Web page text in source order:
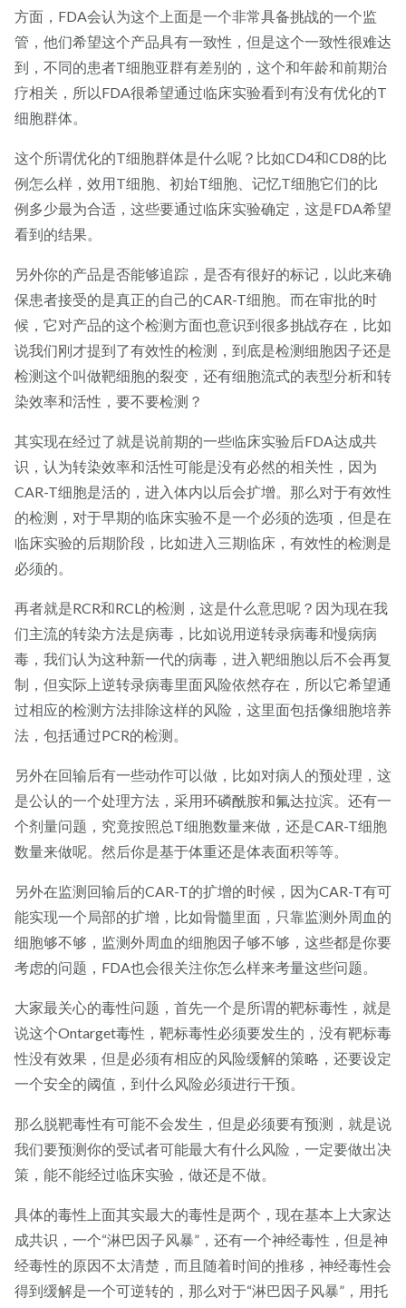
方面，FDA会认为这个上面是一个非常具备挑战的一个监
管，他们希望这个产品具有一致性，但是这个一致性很难达
到，不同的患者T细胞亚群有差别的，这个和年龄和前期治
疗相关，所以FDA很希望通过临床实验看到有没有优化的T
细胞群体。
这个所谓优化的T细胞群体是什么呢？比如CD4和CD8的比
例怎么样，效用T细胞、初始T细胞、记忆T细胞它们的比
例多少最为合适，这些要通过临床实验确定，这是FDA希望
看到的结果。
另外你的产品是否能够追踪，是否有很好的标记，以此来确
保患者接受的是真正的自己的CAR-T细胞。而在审批的时
候，它对产品的这个检测方面也意识到很多挑战存在，比如
说我们刚才提到了有效性的检测，到底是检测细胞因子还是
检测这个叫做靶细胞的裂变，还有细胞流式的表型分析和转
染效率和活性，要不要检测？
其实现在经过了就是说前期的一些临床实验后FDA达成共
识，认为转染效率和活性可能是没有必然的相关性，因为
CAR-T细胞是活的，进入体内以后会扩增。那么对于有效性
的检测，对于早期的临床实验不是一个必须的选项，但是在
临床实验的后期阶段，比如进入三期临床，有效性的检测是
必须的。
再者就是RCR和RCL的检测，这是什么意思呢？因为现在我
们主流的转染方法是病毒，比如说用逆转录病毒和慢病病
毒，我们认为这种新一代的病毒，进入靶细胞以后不会再复
制，但实际上逆转录病毒里面风险依然存在，所以它希望通
过相应的检测方法排除这样的风险，这里面包括像细胞培养
法，包括通过PCR的检测。
另外在回输后有一些动作可以做，比如对病人的预处理，这
是公认的一个处理方法，采用环磷酰胺和氟达拉滨。还有一
个剂量问题，究竟按照总T细胞数量来做，还是CAR-T细胞
数量来做呢。然后你是基于体重还是体表面积等等。
另外在监测回输后的CAR-T的扩增的时候，因为CAR-T有可
能实现一个局部的扩增，比如骨髓里面，只靠监测外周血的
细胞够不够，监测外周血的细胞因子够不够，这些都是你要
考虑的问题，FDA也会很关注你怎么样来考量这些问题。
大家最关心的毒性问题，首先一个是所谓的靶标毒性，就是
说这个Ontarget毒性，靶标毒性必须要发生的，没有靶标毒
性没有效果，但是必须有相应的风险缓解的策略，还要设定
一个安全的阈值，到什么风险必须进行干预。
那么脱靶毒性有可能不会发生，但是必须要有预测，就是说
我们要预测你的受试者可能最大有什么风险，一定要做出决
策，能不能经过临床实验，做还是不做。
具体的毒性上面其实最大的毒性是两个，现在基本上大家达
成共识，一个“淋巴因子风暴”，还有一个神经毒性，但是神
经毒性的原因不太清楚，而且随着时间的推移，神经毒性会
得到缓解是一个可逆转的，那么对于“淋巴因子风暴”，用托